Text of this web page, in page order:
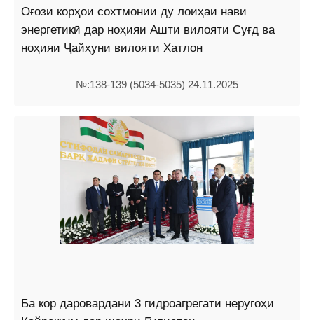
Оғози корҳои сохтмонии ду лоиҳаи нави
энергетикӣ дар ноҳияи Ашти вилояти Суғд ва
ноҳияи Ҷайҳуни вилояти Хатлон
№:138-139 (5034-5035) 24.11.2025
Ба кор даровардани 3 гидроагрегати неругоҳи